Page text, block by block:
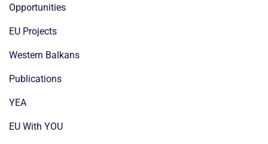
Opportunities
EU Projects
Western Balkans
Publications
YEA
EU With YOU